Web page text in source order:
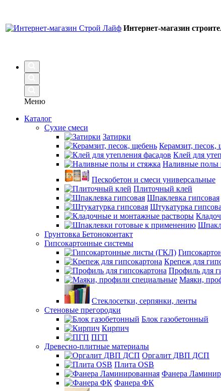
Интернет-магазин
Меню
Каталог
Сухие смеси
Затирки
Керамзит, песок,
Клей для
Наливные полы
Пескобетон и смеси универсальные
Плиточный клей
Шпаклевка гипсовая
Штукатурка
Грунтовка Бетоноконтакт
Гипсокартонные системы
Крепеж для
Профиль для
Маяки,
Стеклосетки, серпянки, ленты
Стеновые прегородки
Блок газобетонный
Кирпич
ПГП
Древесно-плитные материалы
Оргалит ДВП ДСП
Плита OSB
Фанера
Фанера ФК